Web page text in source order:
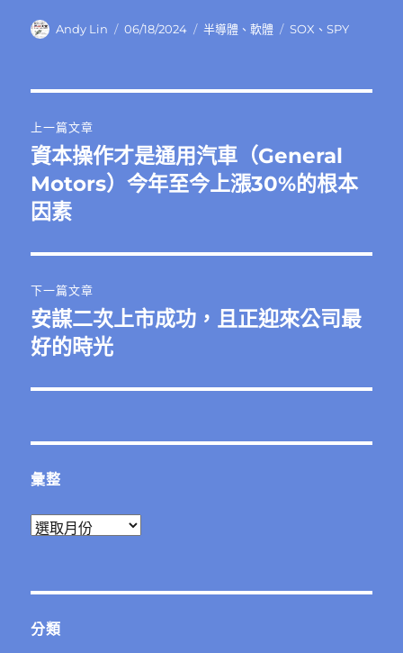
作
Andy Lin
發
06/18/2024
分
半導體 、軟體
標
SOX 、SPY
章
導
覽
上一篇文章
上
一
篇
章:
資本操作才是通用汽車（General
Motors）今年至今上漲30%的根本
因素
下一篇文章
下
一
文
安謀二次上市成功，且正迎來公司最
好的時光
彙整
彙
分類